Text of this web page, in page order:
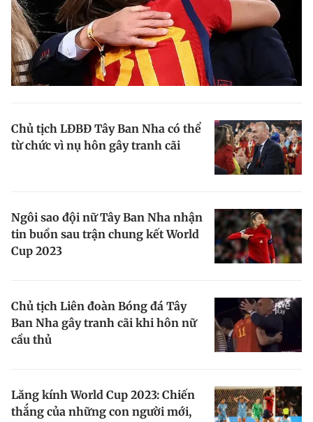
Chủ tịch LĐBĐ Tây Ban Nha có thể
từ chức vì nụ hôn gây tranh cãi
Ngôi sao đội nữ Tây Ban Nha nhận
tin buồn sau trận chung kết World
Cup 2023
Chủ tịch Liên đoàn Bóng đá Tây
Ban Nha gây tranh cãi khi hôn nữ
cầu thủ
Lăng kính World Cup 2023: Chiến
thắng của những con người mới,